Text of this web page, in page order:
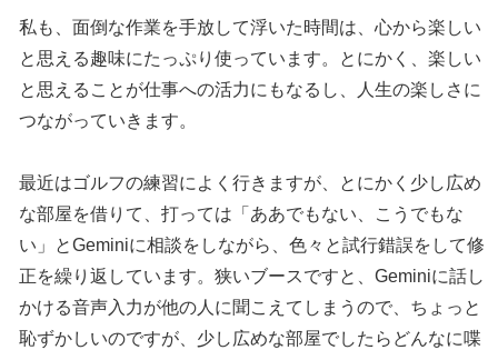
私も、面倒な作業を手放して浮いた時間は、心から楽しい
と思える趣味にたっぷり使っています。とにかく、楽しい
と思えることが仕事への活力にもなるし、人生の楽しさに
つながっていきます。
最近はゴルフの練習によく行きますが、とにかく少し広め
な部屋を借りて、打っては「ああでもない、こうでもな
い」とGeminiに相談をしながら、色々と試行錯誤をして修
正を繰り返しています。狭いブースですと、Geminiに話し
かける音声入力が他の人に聞こえてしまうので、ちょっと
恥ずかしいのですが、少し広めな部屋でしたらどんなに喋